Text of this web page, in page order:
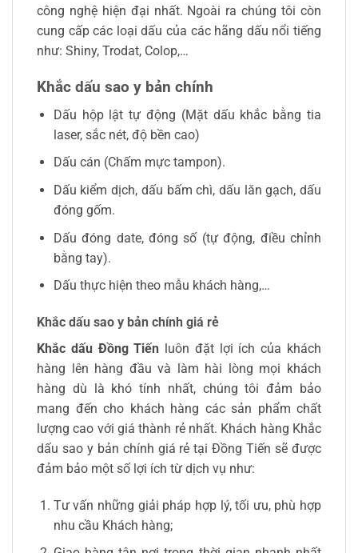
công nghệ hiện đại nhất. Ngoài ra chúng tôi còn
cung cấp các loại dấu của các hãng dấu nổi tiếng
như: Shiny, Trodat, Colop,…
Khắc dấu sao y bản chính
Dấu hộp lật tự động (Mặt dấu khắc bằng tia
laser, sắc nét, độ bền cao)
Dấu cán (Chấm mực tampon).
Dấu kiểm dịch, dấu bấm chì, dấu lăn gạch, dấu
đóng gốm.
Dấu đóng date, đóng số (tự động, điều chỉnh
bằng tay).
Dấu thực hiện theo mẫu khách hàng,…
Khắc dấu sao y bản chính giá rẻ
Khắc dấu Đồng Tiến luôn đặt lợi ích của khách
hàng lên hàng đầu và làm hài lòng mọi khách
hàng dù là khó tính nhất, chúng tôi đảm bảo
mang đến cho khách hàng các sản phẩm chất
lượng cao với giá thành rẻ nhất. Khách hàng Khắc
dấu sao y bản chính giá rẻ tại Đồng Tiến sẽ được
đảm bảo một số lợi ích từ dịch vụ như:
Tư vấn những giải pháp hợp lý, tối ưu, phù hợp
nhu cầu Khách hàng;